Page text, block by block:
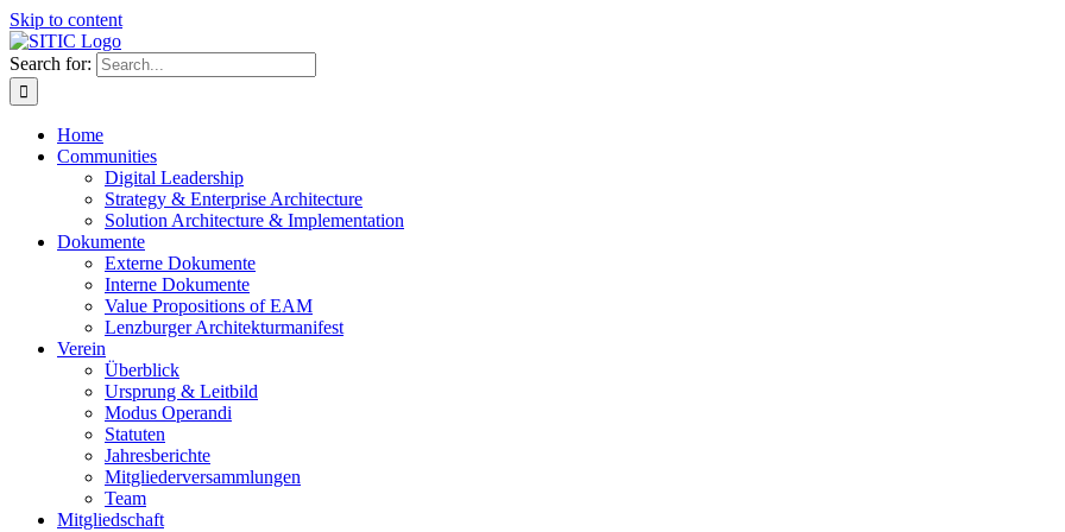
Skip to content
Search for:
Home
Communities
Digital Leadership
Strategy & Enterprise Architecture
Solution Architecture & Implementation
Dokumente
Externe Dokumente
Interne Dokumente
Value Propositions of EAM
Lenzburger Architekturmanifest
Verein
Überblick
Ursprung & Leitbild
Modus Operandi
Statuten
Jahresberichte
Mitgliederversammlungen
Team
Mitgliedschaft